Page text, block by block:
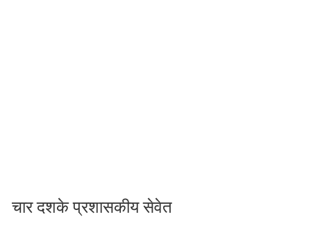
चार दशके प्रशासकीय सेवेत